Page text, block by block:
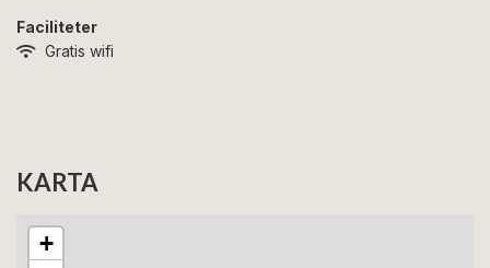
Faciliteter
Gratis wifi
KARTA
+